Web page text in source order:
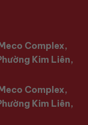
Complex,
Kim Liên,
Complex,
Kim Liên,